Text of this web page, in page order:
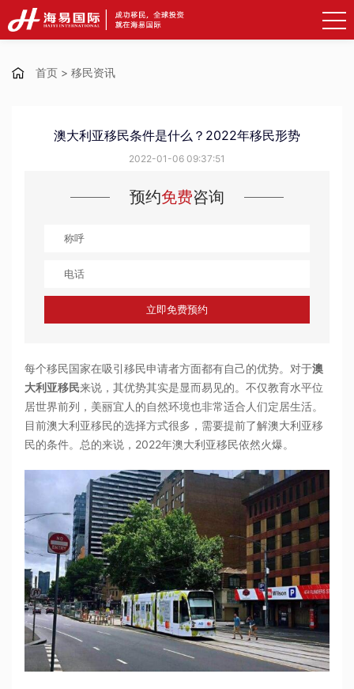
首页 > 移民资讯
澳大利亚移民条件是什么？2022年移民形势
2022-01-06 09:37:51
预约免费咨询
立即免费预约
每个移民国家在吸引移民申请者方面都有自己的优势。对于澳
大利亚移民来说，其优势其实是显而易见的。不仅教育水平位
居世界前列，美丽宜人的自然环境也非常适合人们定居生活。
目前澳大利亚移民的选择方式很多，需要提前了解澳大利亚移
民的条件。总的来说，2022年澳大利亚移民依然火爆。